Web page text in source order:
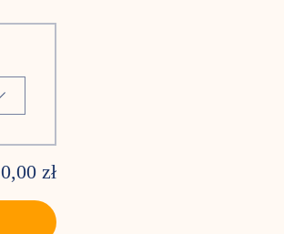
0,00 zł